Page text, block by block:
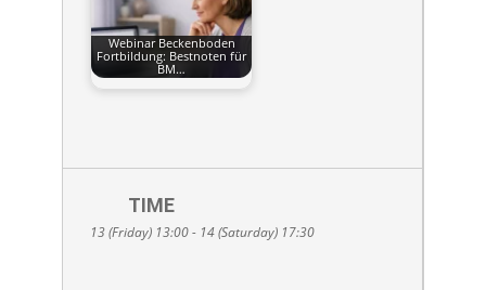
Webinar Beckenboden
Fortbildung: Bestnoten für
BM…
TIME
13 (Friday) 13:00 - 14 (Saturday) 17:30